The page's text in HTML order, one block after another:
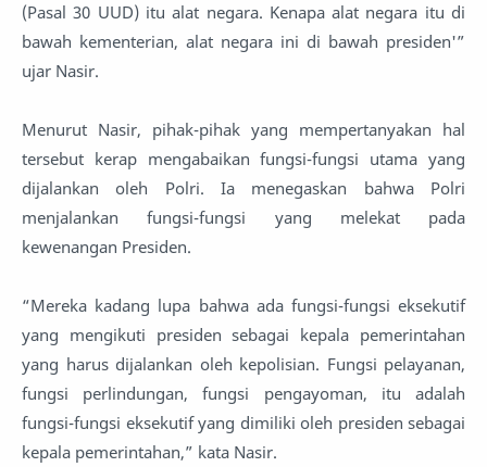
(Pasal 30 UUD) itu alat negara. Kenapa alat negara itu di
bawah kementerian, alat negara ini di bawah presiden'”
ujar Nasir.
Menurut Nasir, pihak-pihak yang mempertanyakan hal
tersebut kerap mengabaikan fungsi-fungsi utama yang
dijalankan oleh Polri. Ia menegaskan bahwa Polri
menjalankan fungsi-fungsi yang melekat pada
kewenangan Presiden.
“Mereka kadang lupa bahwa ada fungsi-fungsi eksekutif
yang mengikuti presiden sebagai kepala pemerintahan
yang harus dijalankan oleh kepolisian. Fungsi pelayanan,
fungsi perlindungan, fungsi pengayoman, itu adalah
fungsi-fungsi eksekutif yang dimiliki oleh presiden sebagai
kepala pemerintahan,” kata Nasir.